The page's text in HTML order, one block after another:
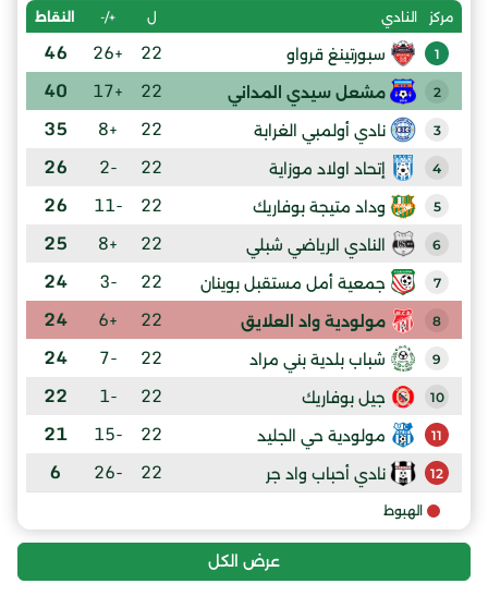
مركز النادي ل +/- النقاط
1 سبورتينغ قرواو 22
+26
46
2 مشعل سيدي المداني 22
+17
40
3 نادي أولمبي الغرابة 22
+8
35
4 إتحاد اولاد موزاية 22
-2
26
5 وداد متيجة بوفاريك 22
-11
26
6 النادي الرياضي شبلي 22
+8
25
7 جمعية أمل مستقبل بوينان 22
-3
24
8 مولودية واد العلايق 22
+6
24
9 شباب بلدية بني مراد 22
-7
24
10 جيل بوفاريك 22
-1
22
11 مولودية حي الجليد 22
-15
21
12 نادي أحباب واد جر 22
-26
6
الهبوط
عرض الكل